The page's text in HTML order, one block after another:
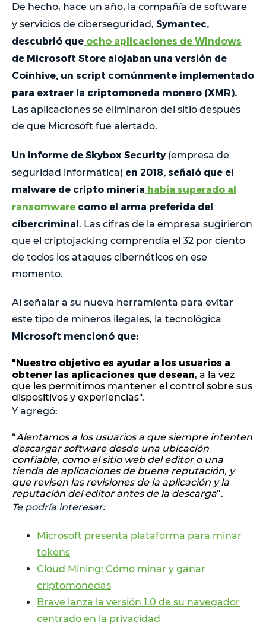
De hecho, hace un año, la compañía de software
y servicios de ciberseguridad, Symantec,
descubrió que ocho aplicaciones de Windows
de Microsoft Store alojaban una versión de
Coinhive, un script comúnmente implementado
para extraer la criptomoneda monero (XMR).
Las aplicaciones se eliminaron del sitio después
de que Microsoft fue alertado.
Un informe de Skybox Security(empresa de
seguridad informática) en 2018, señaló que el
malware de cripto minería había superado al
ransomware como el arma preferida del
cibercriminal. Las cifras de la empresa sugirieron
que el criptojacking comprendía el 32 por ciento
de todos los ataques cibernéticos en ese
momento.
Al señalar a su nueva herramienta para evitar
este tipo de mineros ilegales, la tecnológica
Microsoft mencionó que:
"Nuestro objetivo es ayudar a los usuarios a
obtener las aplicaciones que desean, a la vez
que les permitimos mantener el control sobre sus
dispositivos y experiencias".
Y agregó:
“Alentamos a los usuarios a que siempre intenten
descargar software desde una ubicación
confiable, como el sitio web del editor o una
tienda de aplicaciones de buena reputación, y
que revisen las revisiones de la aplicación y la
reputación del editor antes de la descarga”.
Te podría interesar:
Microsoft presenta plataforma para minar
tokens
Cloud Mining: Cómo minar y ganar
criptomonedas
Brave lanza la versión 1.0 de su navegador
centrado en la privacidad